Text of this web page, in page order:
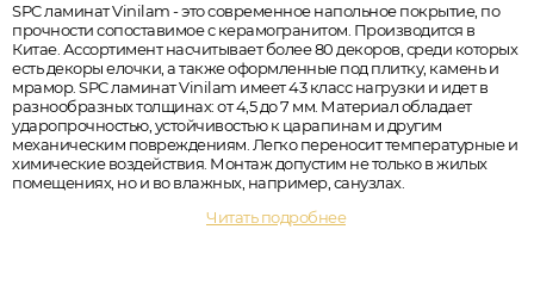
SPC ламинат Vinilam - это современное напольное покрытие, по
прочности сопоставимое с керамогранитом. Производится в
Китае. Ассортимент насчитывает более 80 декоров, среди которых
есть декоры елочки, а также оформленные под плитку, камень и
мрамор. SPC ламинат Vinilam имеет 43 класс нагрузки и идет в
разнообразных толщинах: от 4,5 до 7 мм. Материал обладает
ударопрочностью, устойчивостью к царапинам и другим
механическим повреждениям. Легко переносит температурные и
химические воздействия. Монтаж допустим не только в жилых
помещениях, но и во влажных, например, санузлах.
Читать подробнее